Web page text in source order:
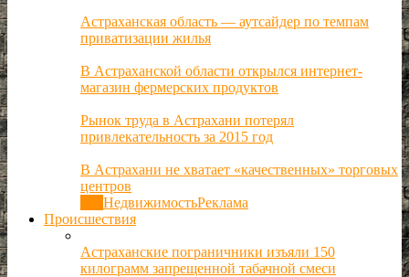
Астраханская область — аутсайдер по темпам
приватизации жилья
В Астраханской области открылся интернет-
магазин фермерских продуктов
Рынок труда в Астрахани потерял
привлекательность за 2015 год
В Астрахани не хватает «качественных» торговых
центров
НедвижимостьРеклама
Происшествия
Астраханские пограничники изъяли 150
килограмм запрещенной табачной смеси